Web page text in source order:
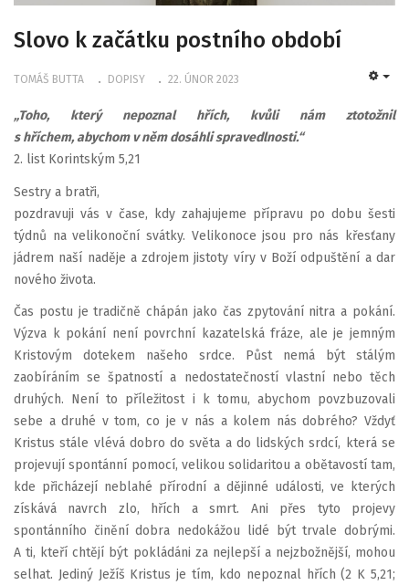
Slovo k začátku postního období
TOMÁŠ BUTTA DOPISY 22. ÚNOR 2023
„Toho, který nepoznal hřích, kvůli nám ztotožnil
s hříchem,abychom v něm dosáhli spravedlnosti.“
2. list Korintským 5,21
Sestry a bratři,
pozdravuji vás v čase, kdy zahajujeme přípravu po dobu šesti
týdnů na velikonoční svátky. Velikonoce jsou pro nás křesťany
jádrem naší naděje a zdrojem jistoty víry v Boží odpuštění a dar
nového života.
Čas postu je tradičně chápán jako čas zpytování nitra a pokání.
Výzva k pokání není povrchní kazatelská fráze, ale je jemným
Kristovým dotekem našeho srdce. Půst nemá být stálým
zaobíráním se špatností a nedostatečností vlastní nebo těch
druhých. Není to příležitost i k tomu, abychom povzbuzovali
sebe a druhé v tom, co je v nás a kolem nás dobrého? Vždyť
Kristus stále vlévá dobro do světa a do lidských srdcí, která se
projevují spontánní pomocí, velikou solidaritou a obětavostí tam,
kde přicházejí neblahé přírodní a dějinné události, ve kterých
získává navrch zlo, hřích a smrt. Ani přes tyto projevy
spontánního činění dobra nedokážou lidé být trvale dobrými.
A ti, kteří chtějí být pokládáni za nejlepší a nejzbožnější, mohou
selhat. Jediný Ježíš Kristus je tím, kdo nepoznal hřích (2 K 5,21;